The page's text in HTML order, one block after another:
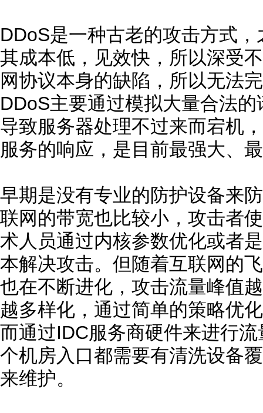
DDoS是一种古老的攻击方式，
其成本低，见效快，所以深受
网协议本身的缺陷，所以无法
DDoS主要通过模拟大量合法
导致服务器处理不过来而宕机
服务的响应，是目前最强大、
早期是没有专业的防护设备来
联网的带宽也比较小，攻击者
术人员通过内核参数优化或者
本解决攻击。但随着互联网的
也在不断进化，攻击流量峰值
越多样化，通过简单的策略优
而通过IDC服务商硬件来进行
个机房入口都需要有清洗设备
来维护。